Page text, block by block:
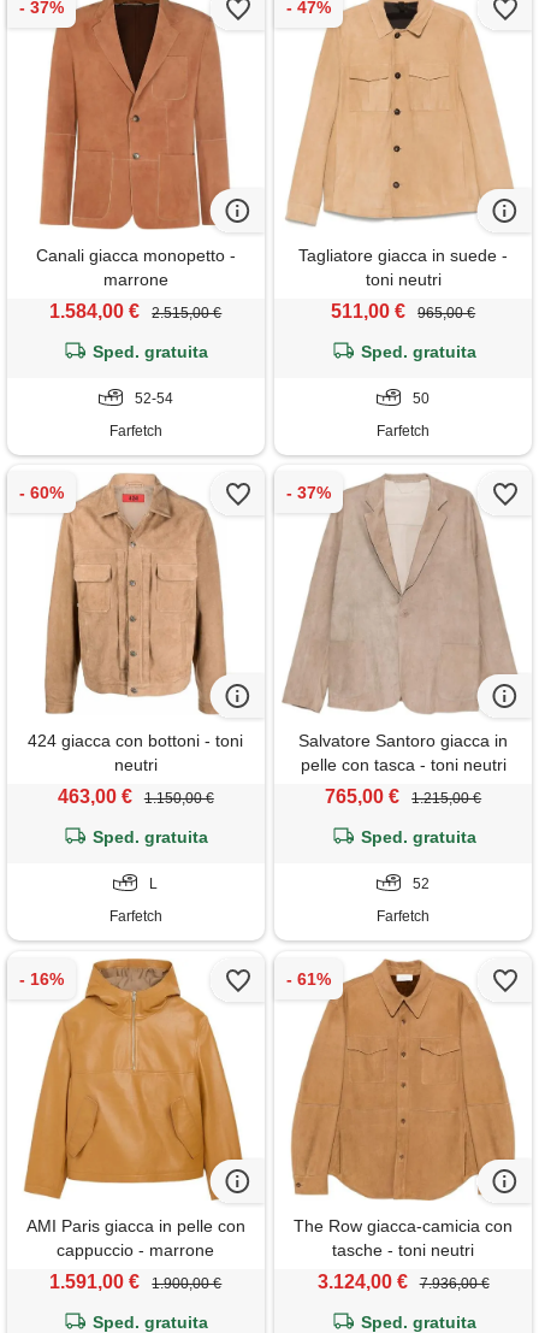
Canali giacca monopetto -
marrone
1.584,00 € 2.515,00 €
Sped. gratuita
52-54
Farfetch
Tagliatore giacca in suede -
toni neutri
511,00 € 965,00 €
Sped. gratuita
50
Farfetch
424 giacca con bottoni - toni
neutri
463,00 € 1.150,00 €
Sped. gratuita
L
Farfetch
Salvatore Santoro giacca in
pelle con tasca - toni neutri
765,00 € 1.215,00 €
Sped. gratuita
52
Farfetch
AMI Paris giacca in pelle con
cappuccio - marrone
1.591,00 € 1.900,00 €
Sped. gratuita
The Row giacca-camicia con
tasche - toni neutri
3.124,00 € 7.936,00 €
Sped. gratuita